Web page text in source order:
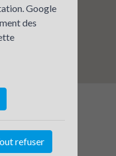
Google
des
refuser